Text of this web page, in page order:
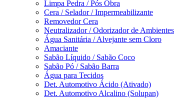
Limpa Pedra / Pós Obra
Cera / Selador / Impermeabilizante
Removedor Cera
Neutralizador / Odorizador de Ambientes
Água Sanitária / Alvejante sem Cloro
Amaciante
Sabão Líquido / Sabão Coco
Sabão Pó / Sabão Barra
Água para Tecidos
Det. Automotivo Ácido (Ativado)
Det. Automotivo Alcalino (Solupan)